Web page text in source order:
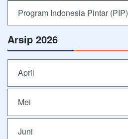
Program Indonesia Pintar (PIP)
Arsip 2026
April
Mei
Juni